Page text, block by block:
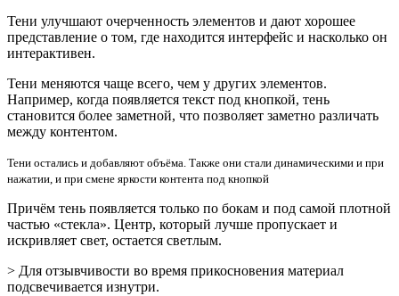
Тени улучшают очерченность элементов и дают хорошее
представление о том, где находится интерфейс и насколько он
интерактивен.
Тени меняются чаще всего, чем у других элементов.
Например, когда появляется текст под кнопкой, тень
становится более заметной, что позволяет заметно различать
между контентом.
Тени остались и добавляют объёма. Также они стали динамическими и при
нажатии, и при смене яркости контента под кнопкой
Причём тень появляется только по бокам и под самой плотной
частью «стекла». Центр, который лучше пропускает и
искривляет свет, остается светлым.
> Для отзывчивости во вpемя прикосновения материал
подсвечивается изнутри.